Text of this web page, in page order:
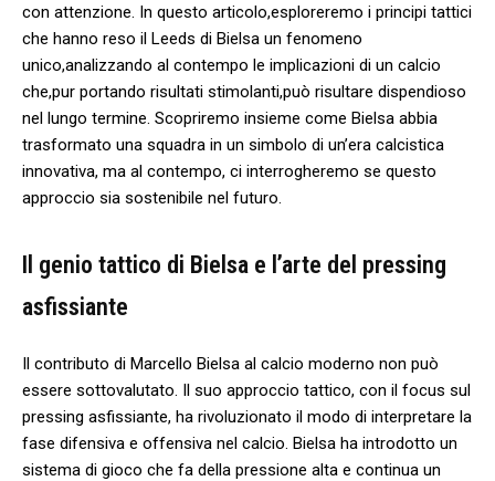
con attenzione. In questo articolo,esploreremo​ i principi tattici
che hanno reso il⁢ Leeds di Bielsa un fenomeno
unico,analizzando al contempo le implicazioni di un calcio
che,pur portando risultati stimolanti,può risultare dispendioso
⁢nel lungo termine. Scopriremo insieme ‌come Bielsa abbia
trasformato⁣ una squadra in un simbolo di un’era calcistica
innovativa, ma al contempo,⁤ ci interrogheremo se questo
approccio sia sostenibile nel futuro.
Il genio ‌tattico di Bielsa e l’arte del pressing⁤
asfissiante
Il contributo di Marcello Bielsa al calcio moderno⁣ non‌ può
essere sottovalutato. Il suo approccio tattico, con il focus sul
pressing asfissiante, ha rivoluzionato il modo di interpretare ⁢la
fase difensiva e offensiva nel calcio. Bielsa ha introdotto ​un
sistema di gioco​ che fa ⁤della pressione⁤ alta e ⁢continua ‍un